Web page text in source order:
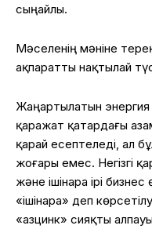
сыңайлы.
Мәселенің мәніне
ақпаратты нақтылай
Жаңартылатын энергия
қаражат қатардағы
қарай есептеледі, ал
жоғары емес. Негізгі
және ішінара ірі
«ішінара» деп
«Қазцинк» сияқты